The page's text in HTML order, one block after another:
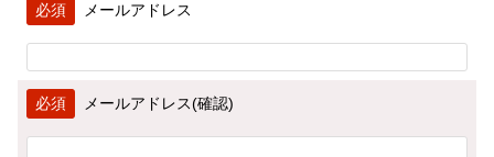
メールアドレス
メールアドレス(確認)